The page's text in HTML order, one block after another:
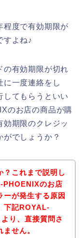
程度で有効期限が
すよね♪
の有効期限が切れ
に一度連絡をし
してもらうといい
のお店の商品が購
効期限のクレジッ
がでしょうか？
？これまで説明し
PHOENIXのお店
ーが発生する原因
下記ROYAL-
り、直接質問さ
せん。